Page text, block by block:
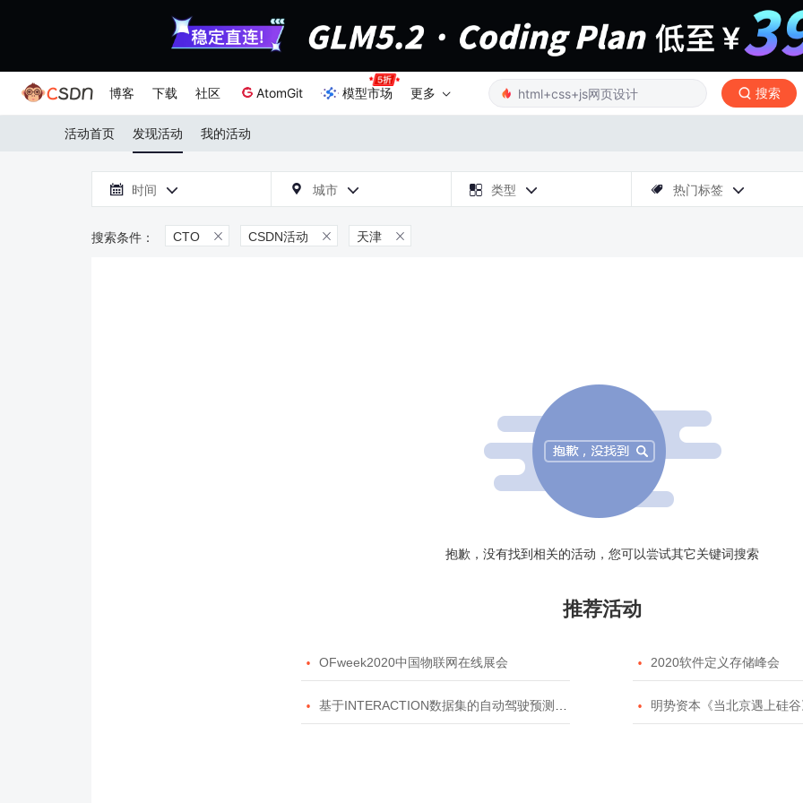
博客 下载 社区 AtomGit 模型市场 更多 搜索
活动首页 发现活动 我的活动
 时间   城市   类型   热门标签 
CTO  CSDN活动  天津 
抱歉，没有找到相关的活动，您可以尝试其它关键词搜索
推荐活动
 OFweek2020中国物联网在线展会  2020软件定义存储峰会
 基于INTERACTION数据集的自动驾驶预测模型挑战赛  明势资本《当北京遇上硅谷》系列